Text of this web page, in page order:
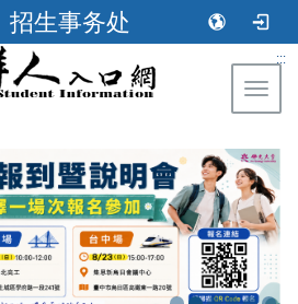
招生事务处
:::